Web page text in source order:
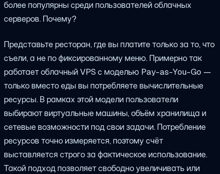
более популярны среди пользователей облачных
серверов. Почему?
Представьте ресторан, где вы платите только за то, что
съели, а не по фиксированному меню. Примерно так
работает облачный VPS с моделью Pay-as-You-Go —
только вместо еды вы потребляете вычислительные
ресурсы. В рамках этой модели пользователи
выбирают виртуальные машины, объём хранилища и
сетевые возможности под свои задачи. Потребление
ресурсов точно измеряется, поэтому счёт
выставляется строго за фактическое использование.
Такой подход позволяет свободно увеличивать или